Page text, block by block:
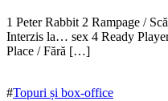
3
mai
20183
1 Peter Rabbit 2 Rampage /
Interzis la… sex 4 Ready
Place / Fără […]
#Topuri și box-office